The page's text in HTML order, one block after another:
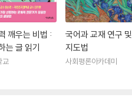
깨우는 비법 :
는 글 읽기
교
국어과 교재 연구 및
지도법
사회평론아카데미